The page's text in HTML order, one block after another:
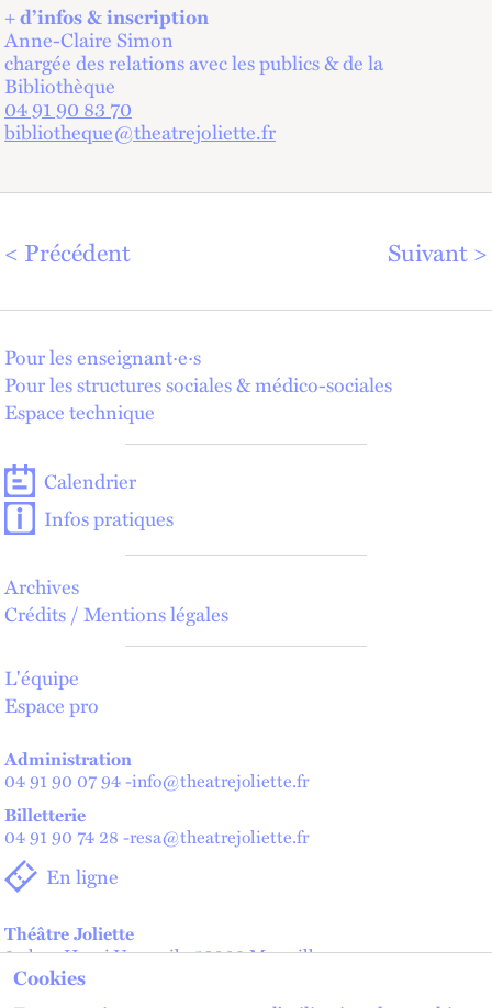
+ d’infos & inscription
Anne-Claire Simon
chargée des relations avec les publics & de la
Bibliothèque
04 91 90 83 70
bibliotheque@theatrejoliette.fr
Précédent Suivant
Pour les enseignant·e·s
Pour les structures sociales & médico-sociales
Espace technique
Calendrier
Infos pratiques
Archives
Crédits / Mentions légales
L'équipe
Espace pro
Administration
04 91 90 07 94-info@theatrejoliette.fr
Billetterie
04 91 90 74 28 -resa@theatrejoliette.fr
En ligne
Théâtre Joliette
2 place Henri Verneuil - 13002 Marseille
Théâtre de Lenche — Maison des artistes
Cookies